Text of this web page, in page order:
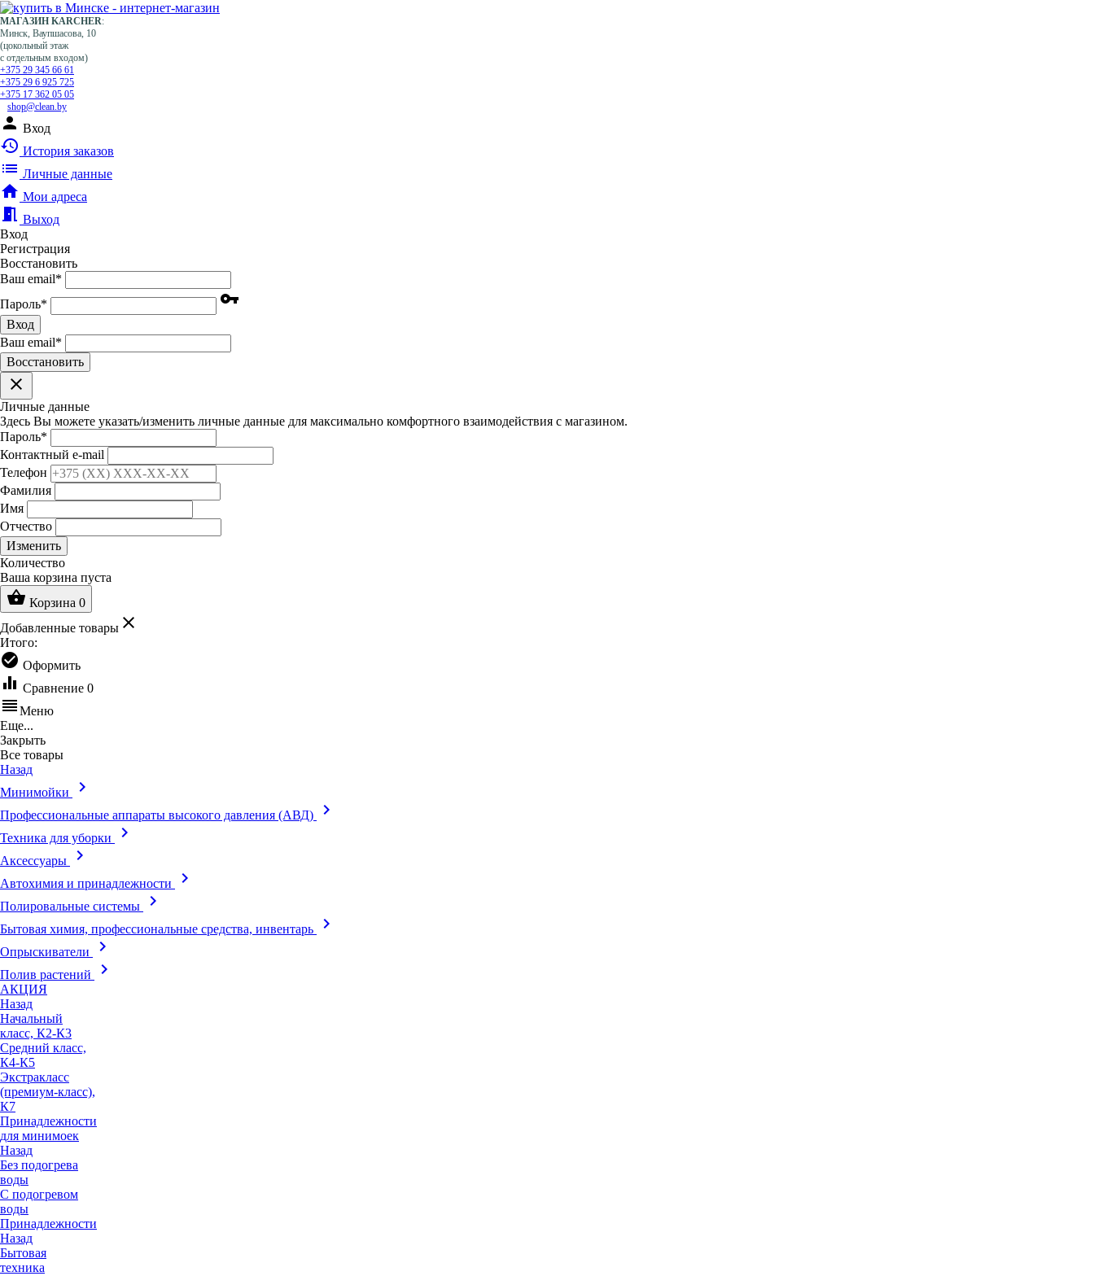
МАГАЗИН KARCHER:
Минск, Ваупшасова, 10
(цокольный этаж
с отдельным входом)
+375 29 345 66 61
+375 29 6 925 725
+375 17 362 05 05
shop@clean.by
person Вход
history История заказов
list Личные данные
home Мои адреса
meeting_room Выход
Вход
Регистрация
Восстановить
Ваш email*
Пароль* vpn_key
Вход
Ваш email*
Воcстановить
clear
Личные данные
Здесь Вы можете указать/изменить личные данные для максимально комфортного взаимодействия с магазином.
Пароль*
Контактный e-mail
Телефон
Фамилия
Имя
Отчество
Изменить
Количество
Ваша корзина пуста
shopping_basket Корзина 0
Добавленные товары clear
Итого:
check_circle Оформить
equalizer Сравнение 0
reorderМеню
Еще...
Закрыть
Все товары
Назад
Минимойки
keyboard_arrow_right
Профессиональные аппараты высокого давления (АВД) keyboard_arrow_right
Техника для уборки keyboard_arrow_right
Аксессуары keyboard_arrow_right
Автохимия и принадлежности keyboard_arrow_right
Полировальные системы keyboard_arrow_right
Бытовая химия, профессиональные средства, инвентарь keyboard_arrow_right
Опрыскиватели keyboard_arrow_right
Полив растений keyboard_arrow_right
АКЦИЯ
Назад
Начальный
класс, К2-К3
Средний класс,
К4-К5
Экстракласс
(премиум-класс),
К7
Принадлежности
для минимоек
Назад
Без подогрева
воды
С подогревом
воды
Принадлежности
Назад
Бытовая
техника